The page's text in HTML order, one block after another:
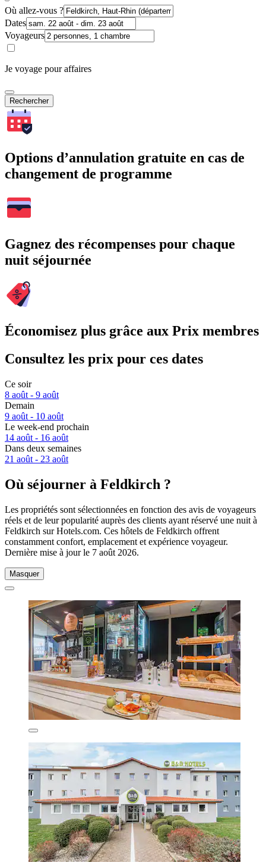
Où allez-vous ?
Dates
Voyageurs
Je voyage pour affaires
Rechercher
Options d’annulation gratuite en cas de
changement de programme
Gagnez des récompenses pour chaque
nuit séjournée
Économisez plus grâce aux Prix membres
Consultez les prix pour ces dates
Ce soir
8 août - 9 août
Demain
9 août - 10 août
Le week-end prochain
14 août - 16 août
Dans deux semaines
21 août - 23 août
Où séjourner à Feldkirch ?
Les propriétés sont sélectionnées en fonction des avis de voyageurs
réels et de leur popularité auprès des clients ayant réservé une nuit à
Feldkirch sur Hotels.com. Ces hôtels de Feldkirch offrent
constamment confort, emplacement et expérience voyageur.
Dernière mise à jour le 7 août 2026.
Masquer